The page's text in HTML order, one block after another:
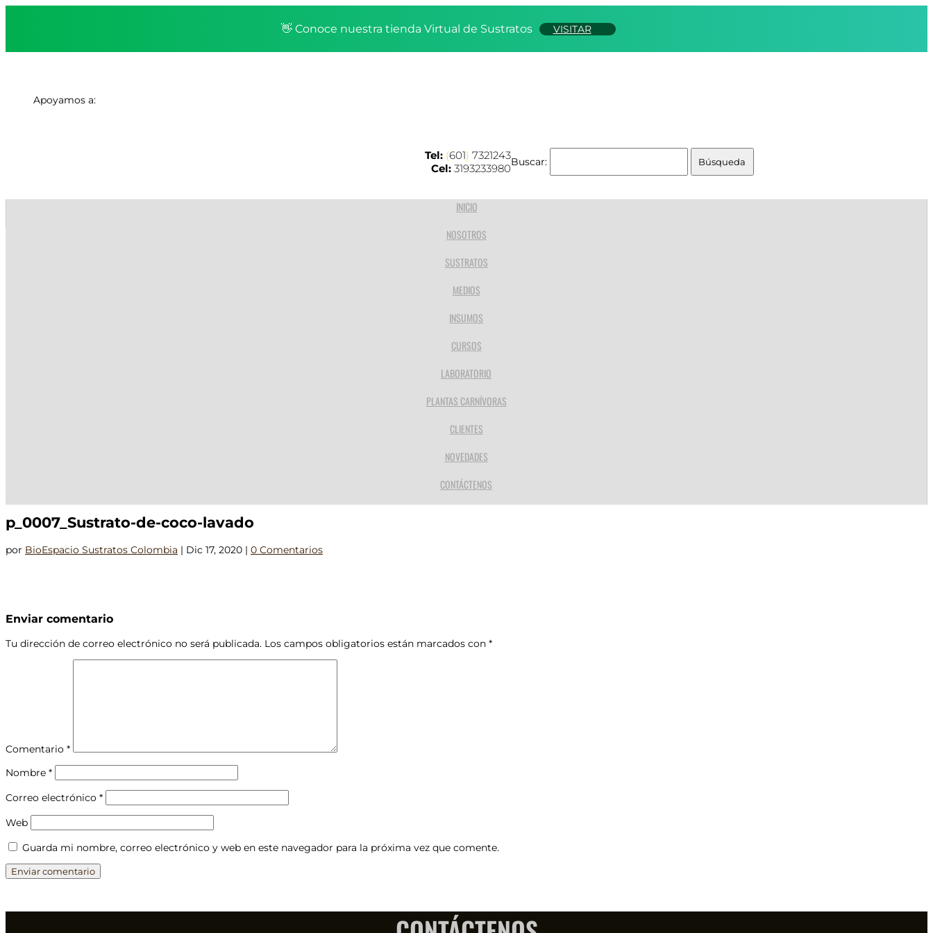
👋 Conoce nuestra tienda Virtual de Sustratos VISITAR
Apoyamos a:
Tel: (601) 7321243
Cel:3193233980Buscar:
INICIO
NOSOTROS
SUSTRATOS
MEDIOS
INSUMOS
CURSOS
LABORATORIO
PLANTAS CARNÍVORAS
CLIENTES
NOVEDADES
CONTÁCTENOS
p_0007_Sustrato-de-coco-lavado
por BioEspacio Sustratos Colombia | Dic 17, 2020 | 0 Comentarios
Enviar comentario
Tu dirección de correo electrónico no será publicada. Los campos obligatorios están marcados con *
Comentario *
Nombre *
Correo electrónico *
Web
Guarda mi nombre, correo electrónico y web en este navegador para la próxima vez que comente.